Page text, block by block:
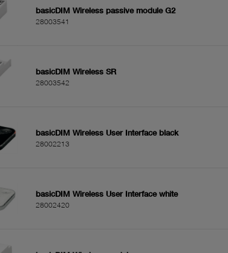
basicDIM Wireless passive module G2
28003541
basicDIM Wireless SR
28003542
basicDIM Wireless User Interface black
28002213
basicDIM Wireless User Interface white
28002420